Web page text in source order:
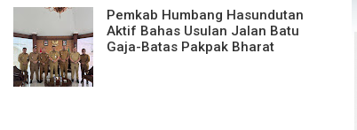
Pemkab Humbang Hasundutan
Aktif Bahas Usulan Jalan Batu
Gaja-Batas Pakpak Bharat